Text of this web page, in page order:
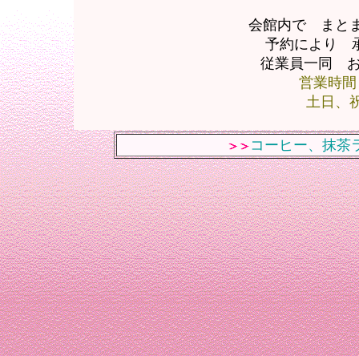
会館内で まと
予約により
従業員一同 お
営業時
土日、
コーヒー、抹茶